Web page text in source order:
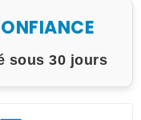
sous 30 jours